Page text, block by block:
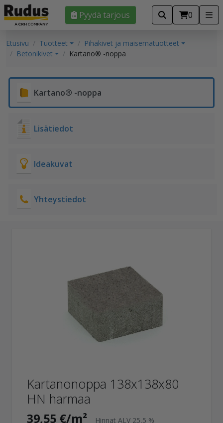
Pyydä tarjous 0
Etusivu Tuotteet
Pihakivet ja maisematuotteet
Betonikivet
Kartano® -noppa
Kartano® -noppa
Lisätiedot
Ideakuvat
Yhteystiedot
Kartanonoppa 138x138x80
HN harmaa
39,55 €/m² Hinnat ALV 25,5 %